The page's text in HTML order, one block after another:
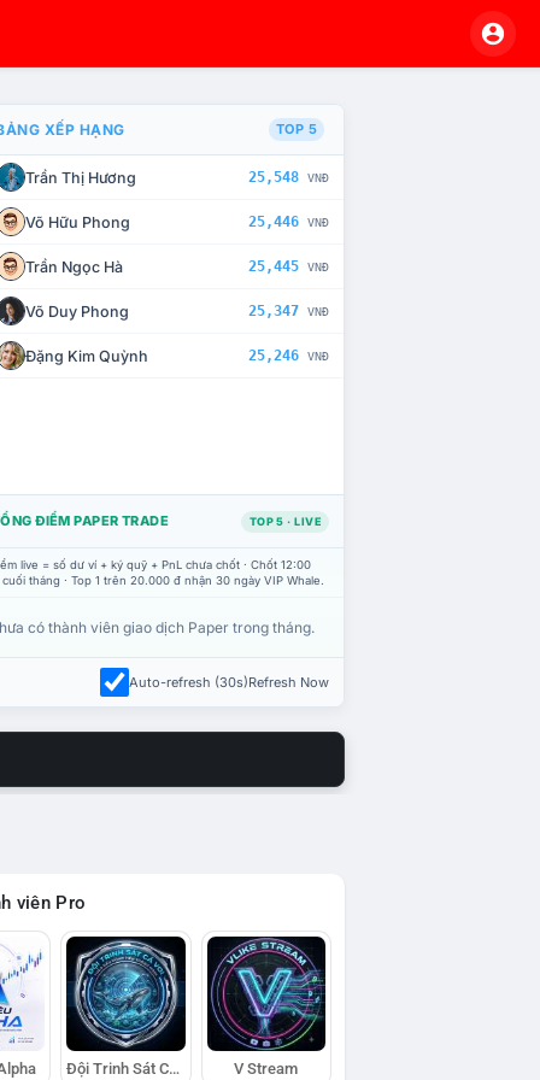
CHẾ TÀI XỬ LÝ VI PHẠM
XẾP HẠNG TOP 5
Trần Thị Hương 25,548 VNĐ
Võ Hữu Phong 25,446 VNĐ
Trần Ngọc Hà 25,445 VNĐ
Võ Duy Phong 25,347 VNĐ
Đặng Kim Quỳnh 25,246 VNĐ
ĐIỂM PAPER TRADE TOP 5 · LIVE
live = số dư ví + ký quỹ + PnL chưa chốt · Chốt 12:00
tháng · Top 1 trên 20.000 đ nhận 30 ngày VIP Whale.
có thành viên giao dịch Paper trong tháng.
Auto-refresh (30s)Refresh Now
viên Pro
Đội Trinh Sát Cá Voi V Stream